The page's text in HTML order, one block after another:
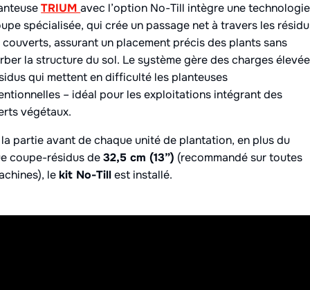
TRIUMavec l’option No-Till intègre une technologie
spécialisée, qui crée un passage net à travers les
couverts, assurant un placement précis des plants sans
la structure du sol. Le système gère des charges
qui mettent en difficulté les planteuses
– idéal pour les exploitations intégrant des
végétaux.
partie avant de chaque unité de plantation, en plus du
coupe-résidus de32,5 cm (13”) (recommandé sur toutes
lekit No-Tillest installé.